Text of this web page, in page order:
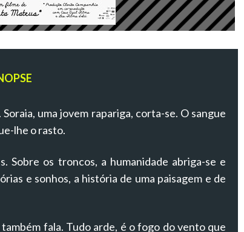
uma jovem rapariga, corta-se. O sangue
lhe o rasto.
Sobre os troncos, a humanidade abriga-se e
e sonhos, a história de uma paisagem e de
fala. Tudo arde, é o fogo do vento que